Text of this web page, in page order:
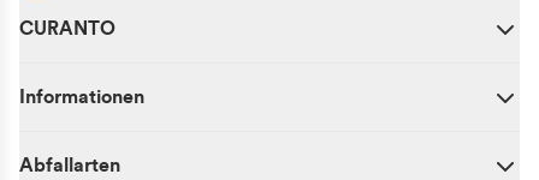
CURANTO
Informationen
Abfallarten